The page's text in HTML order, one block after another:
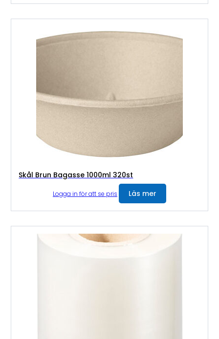
Skål Brun Bagasse 1000ml 320st
Logga in för att se pris Läs mer